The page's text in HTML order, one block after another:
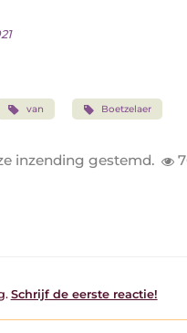
van Boetzelaer
inzending gestemd.
Schrijf de eerste reactie!